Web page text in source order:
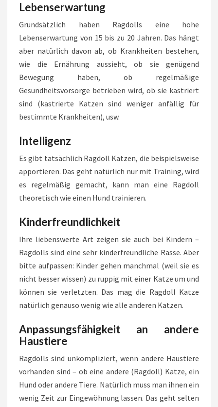
Lebenserwartung
Grundsätzlich haben Ragdolls eine hohe
Lebenserwartung von 15 bis zu 20 Jahren. Das hängt
aber natürlich davon ab, ob Krankheiten bestehen,
wie die Ernährung aussieht, ob sie genügend
Bewegung haben, ob regelmäßige
Gesundheitsvorsorge betrieben wird, ob sie kastriert
sind (kastrierte Katzen sind weniger anfällig für
bestimmte Krankheiten), usw.
Intelligenz
Es gibt tatsächlich Ragdoll Katzen, die beispielsweise
apportieren. Das geht natürlich nur mit Training, wird
es regelmäßig gemacht, kann man eine Ragdoll
theoretisch wie einen Hund trainieren.
Kinderfreundlichkeit
Ihre liebenswerte Art zeigen sie auch bei Kindern –
Ragdolls sind eine sehr kinderfreundliche Rasse. Aber
bitte aufpassen: Kinder gehen manchmal (weil sie es
nicht besser wissen) zu ruppig mit einer Katze um und
können sie verletzten. Das mag die Ragdoll Katze
natürlich genauso wenig wie alle anderen Katzen.
Anpassungsfähigkeit an andere
Haustiere
Ragdolls sind unkompliziert, wenn andere Haustiere
vorhanden sind – ob eine andere (Ragdoll) Katze, ein
Hund oder andere Tiere. Natürlich muss man ihnen ein
wenig Zeit zur Eingewöhnung lassen. Das geht selten